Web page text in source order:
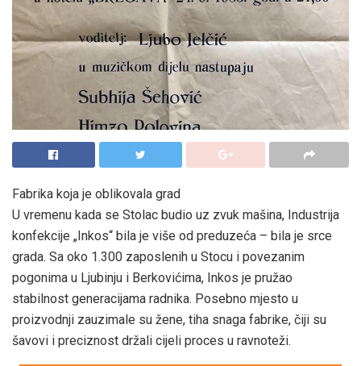
Fabrika koja je oblikovala grad
U vremenu kada se Stolac budio uz zvuk mašina, Industrija
konfekcije „Inkos“ bila je više od preduzeća – bila je srce
grada. Sa oko 1.300 zaposlenih u Stocu i povezanim
pogonima u Ljubinju i Berkovićima, Inkos je pružao
stabilnost generacijama radnika. Posebno mjesto u
proizvodnji zauzimale su žene, tiha snaga fabrike, čiji su
šavovi i preciznost držali cijeli proces u ravnoteži.